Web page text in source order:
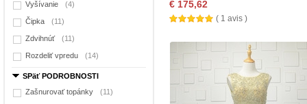
Vyšívanie (4)
Čipka (11)
Zdvihnúť (11)
Rozdeliť vpredu (14)
SPäť PODROBNOSTI
Zašnurovať topánky
(11)
€ 175,62
( 1 avis )